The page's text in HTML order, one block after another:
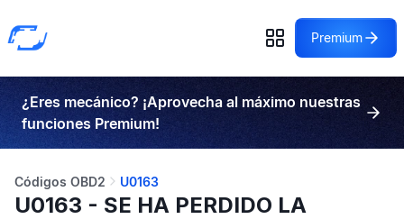
Premium
¿Eres mecánico? ¡Aprovecha al máximo nuestras
funciones Premium!
Códigos OBD2 U0163
U0163 - SE HA PERDIDO LA